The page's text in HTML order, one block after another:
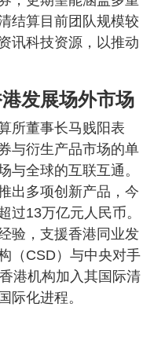
结算目前团队规模较
讯科技资源，以推动
发展场外市场
所董事长马贱阳表
与衍生产品市场的单
与全球的互联互通。
出多项创新产品，今
过13万亿元人民币。
验，支援香港同业发
（CSD）与中央对手
港机构加入其国际清
际化进程。